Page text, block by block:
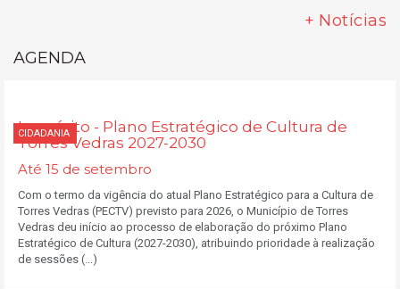
+ Notícias
AGENDA
CIDADANIA
Inquérito - Plano Estratégico de Cultura de
Torres Vedras 2027-2030
Até 15 de setembro
Com o termo da vigência do atual Plano Estratégico para a Cultura de
Torres Vedras (PECTV) previsto para 2026, o Município de Torres
Vedras deu início ao processo de elaboração do próximo Plano
Estratégico de Cultura (2027-2030), atribuindo prioridade à realização
de sessões (...)